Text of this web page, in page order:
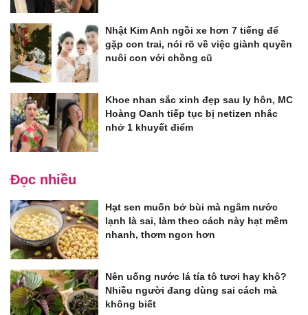
Nhật Kim Anh ngồi xe hơn 7 tiếng để
gặp con trai, nói rõ về việc giành quyền
nuôi con với chồng cũ
Khoe nhan sắc xinh đẹp sau ly hôn, MC
Hoàng Oanh tiếp tục bị netizen nhắc
nhở 1 khuyết điểm
Đọc nhiều
Hạt sen muốn bở bùi mà ngâm nước
lạnh là sai, làm theo cách này hạt mềm
nhanh, thơm ngon hơn
Nên uống nước lá tía tô tươi hay khô?
Nhiều người đang dùng sai cách mà
không biết